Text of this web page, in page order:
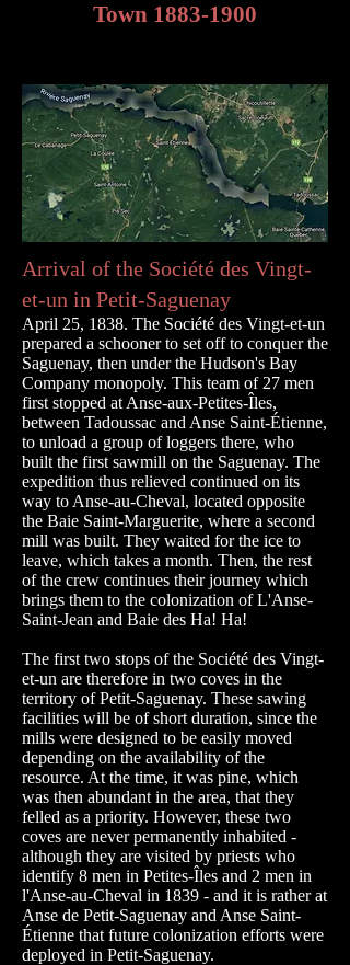
Town 1883-1900
Arrival of the Société des Vingt-
et-un in Petit-Saguenay
April 25, 1838. The Société des Vingt-et-un
prepared a schooner to set off to conquer the
Saguenay, then under the Hudson's Bay
Company monopoly. This team of 27 men
first stopped at Anse-aux-Petites-Îles,
between Tadoussac and Anse Saint-Étienne,
to unload a group of loggers there, who
built the first sawmill on the Saguenay. The
expedition thus relieved continued on its
way to Anse-au-Cheval, located opposite
the Baie Saint-Marguerite, where a second
mill was built. They waited for the ice to
leave, which takes a month. Then, the rest
of the crew continues their journey which
brings them to the colonization of L'Anse-
Saint-Jean and Baie des Ha! Ha!
The first two stops of the Société des Vingt-
et-un are therefore in two coves in the
territory of Petit-Saguenay. These sawing
facilities will be of short duration, since the
mills were designed to be easily moved
depending on the availability of the
resource. At the time, it was pine, which
was then abundant in the area, that they
felled as a priority. However, these two
coves are never permanently inhabited -
although they are visited by priests who
identify 8 men in Petites-Îles and 2 men in
l'Anse-au-Cheval in 1839 - and it is rather at
Anse de Petit-Saguenay and Anse Saint-
Étienne that future colonization efforts were
deployed in Petit-Saguenay.